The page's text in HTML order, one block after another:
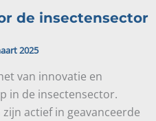
de insectensector
2025
van innovatie en
in de insectensector.
actief in geavanceerde